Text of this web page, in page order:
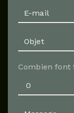
Combien font